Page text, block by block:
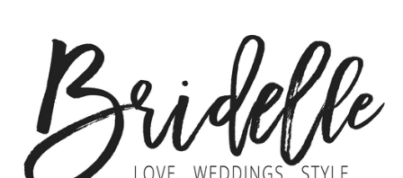
O NAS
KONTAKT
REKLAMA